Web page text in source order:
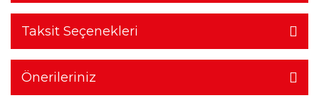
Taksit Seçenekleri
Önerileriniz